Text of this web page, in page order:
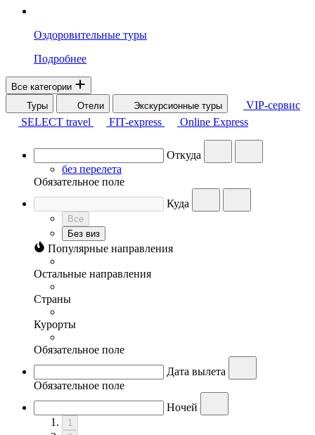
Оздоровительные туры
Подробнее
Все категории
Туры
Отели Экскурсионные туры
VIP-сервис
SELECT travel
FIT-express Online Express
Откуда
без перелета
Обязательное поле
Куда
Все
Без виз
Популярные направления
Остальные направления
Страны
Курорты
Обязательное поле
Дата вылета
Обязательное поле
Ночей
1